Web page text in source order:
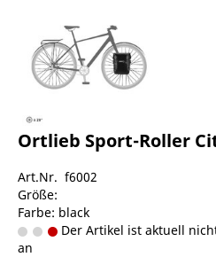
Ortlieb Sport-Roller
Art.Nr. f6002
Größe:
Farbe: black
Der Artikel ist aktuell
an